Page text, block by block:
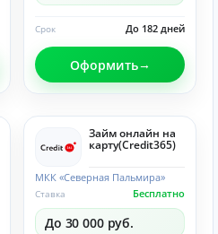
До 182 дней
Срок
Оформить
Займ онлайн на
карту(Credit365)
МКК «Северная Пальмира»
Бесплатно
Ставка
До 30 000 руб.